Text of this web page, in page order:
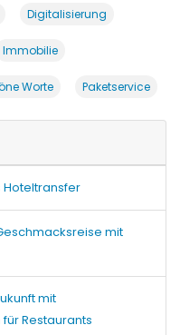
Digitalisierung
Immobilie
Worte Paketservice
Hoteltransfer
mit
mit
Restaurants